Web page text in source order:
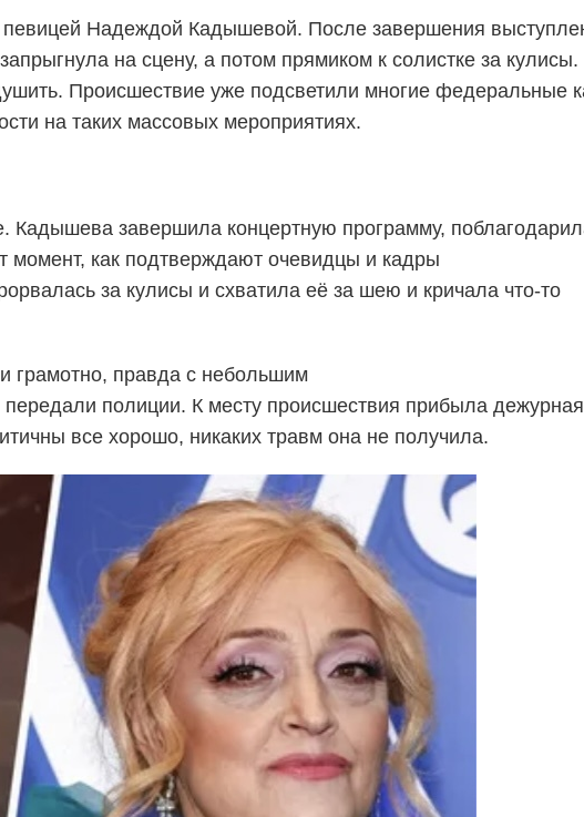
Надеждой Кадышевой. После завершения
на сцену, а потом прямиком к солистке за
Происшествие уже подсветили многие федеральные
на таких массовых мероприятиях.
Кадышева завершила концертную программу,
момент, как подтверждают очевидцы и кадры
за кулисы и схватила её за шею и кричала что-то
грамотно, правда с небольшим
полиции. К месту происшествия прибыла
все хорошо, никаких травм она не получила.